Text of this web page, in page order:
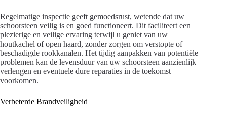
Regelmatige inspectie geeft gemoedsrust, wetende dat uw
schoorsteen veilig is en goed functioneert. Dit faciliteert een
plezierige en veilige ervaring terwijl u geniet van uw
houtkachel of open haard, zonder zorgen om verstopte of
beschadigde rookkanalen. Het tijdig aanpakken van potentiële
problemen kan de levensduur van uw schoorsteen aanzienlijk
verlengen en eventuele dure reparaties in de toekomst
voorkomen.
Verbeterde Brandveiligheid